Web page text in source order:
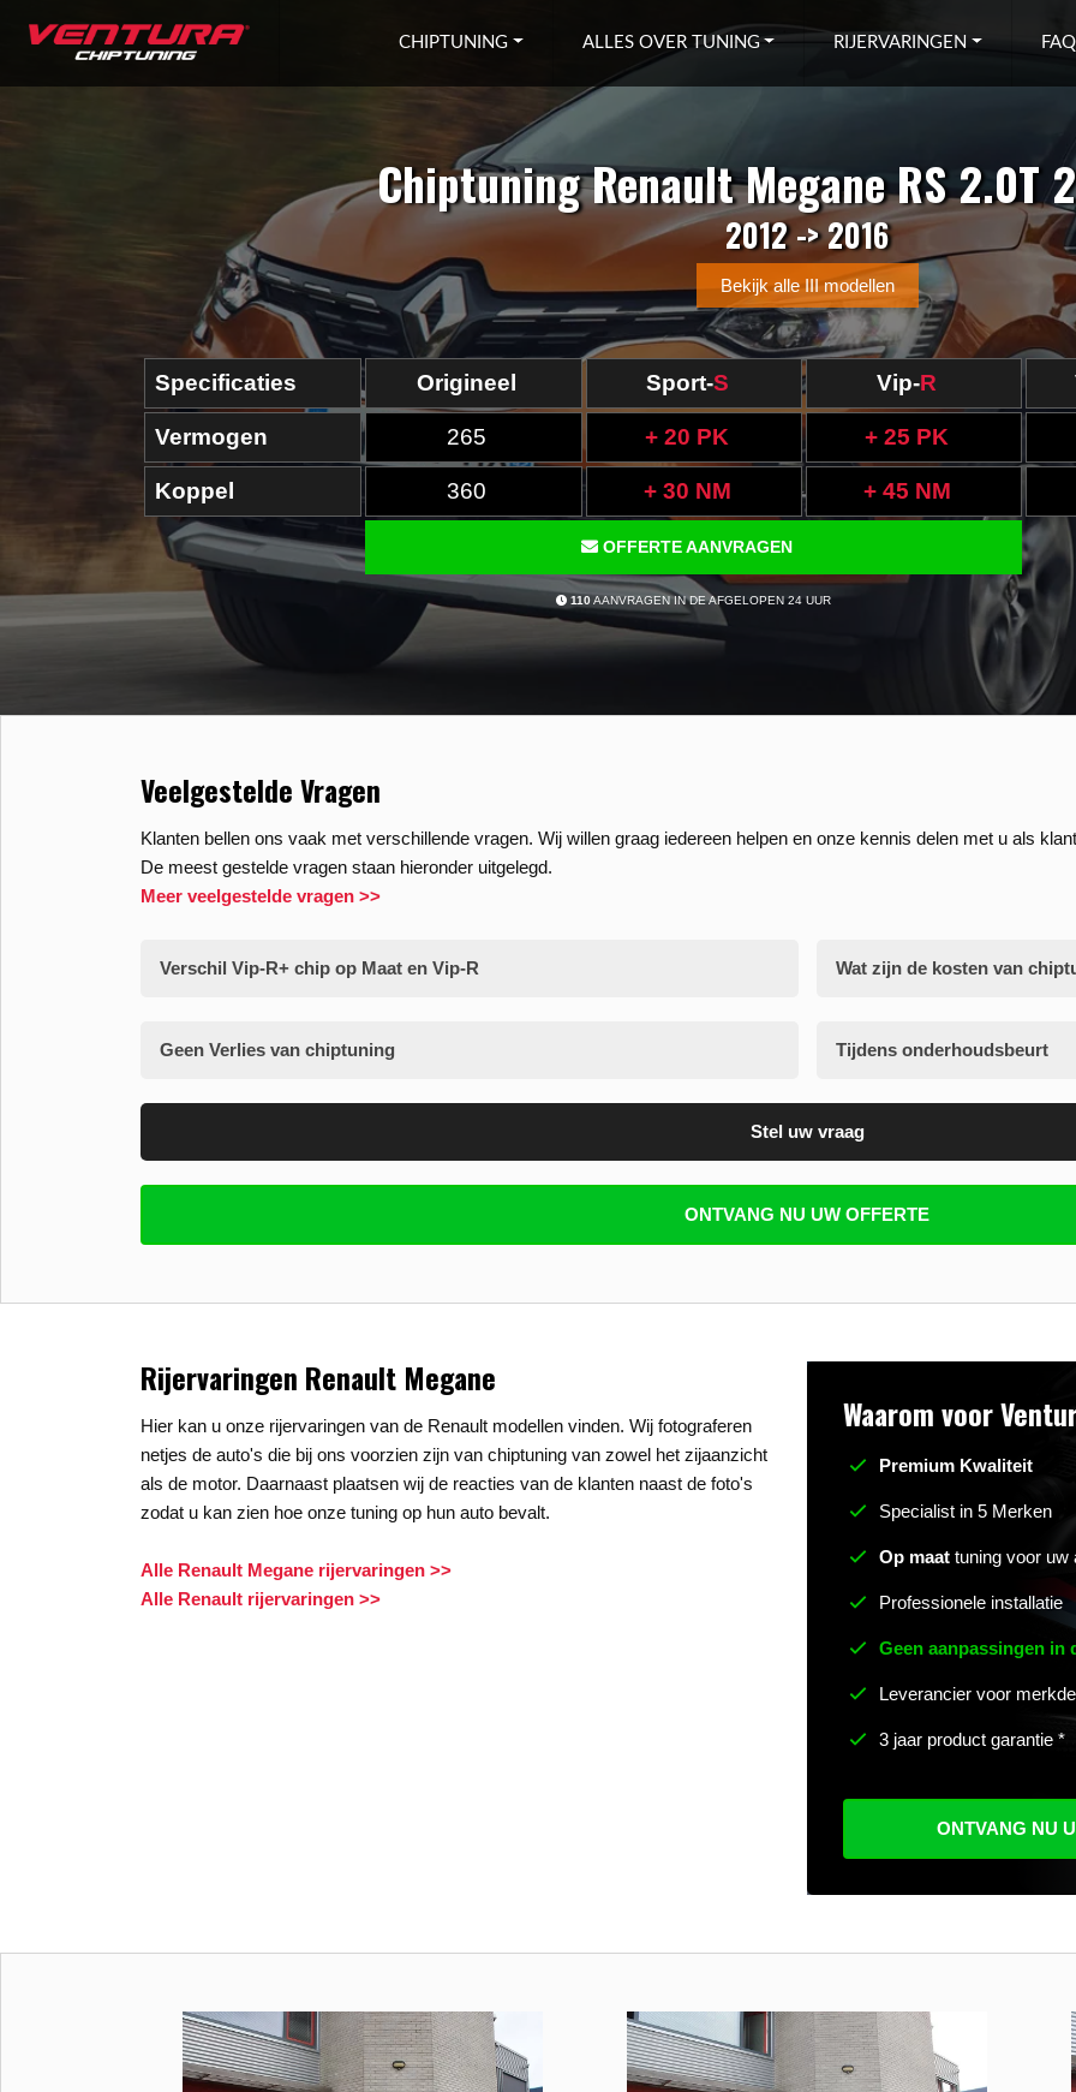
CHIPTUNING ALLES OVER TUNING RIJERVARINGEN
Chiptuning Renault Megane RS 2.0T
2012 -> 2016
Bekijk alle III modellen
Specificaties Origineel Sport-S Vip-R
Vermogen 265 + 20 PK + 25 PK
Koppel 360 + 30 NM + 45 NM
OFFERTE AANVRAGEN
110AANVRAGEN IN DE AFGELOPEN 24 UUR
Veelgestelde Vragen
Klanten bellen ons vaak met verschillende vragen. Wij willen graag iedereen helpen en onze kennis delen met u als
De meest gestelde vragen staan hieronder uitgelegd.
Meer veelgestelde vragen >>
Verschil Vip-R+ chip op Maat en Vip-R
Geen Verlies van chiptuning
Wat zijn de kosten van
Tijdens onderhoudsbeurt
Stel uw vraag
E-mail*
ONTVANG NU UW OFFERTE
Rijervaringen Renault Megane
Hier kan u onze rijervaringen van de Renault modellen vinden. Wij fotograferen
netjes de auto's die bij ons voorzien zijn van chiptuning van zowel het zijaanzicht
als de motor. Daarnaast plaatsen wij de reacties van de klanten naast de foto's
zodat u kan zien hoe onze tuning op hun auto bevalt.
Alle Renault Megane rijervaringen >>
Alle Renault rijervaringen >>
Waarom voor
Premium Kwaliteit
Specialist in 5 Merken
Op maat tuning voor uw
Professionele installatie
Geen aanpassingen in
Leverancier voor
3 jaar product garantie *
ONTVANG NU